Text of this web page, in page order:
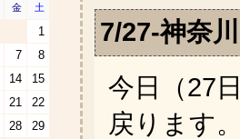
金 土
1
7
8
14
15
21
22
28
29
7/27-神奈
今日（27
戻ります